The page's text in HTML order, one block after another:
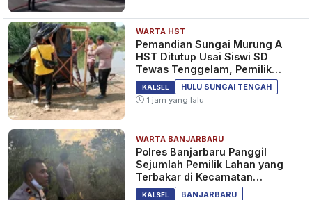
WARTA HST
Pemandian Sungai Murung A
HST Ditutup Usai Siswi SD
Tewas Tenggelam, Pemilik
Lahan Diperiksa Polisi
KALSEL
HULU SUNGAI TENGAH
1 jam yang lalu
WARTA BANJARBARU
Polres Banjarbaru Panggil
Sejumlah Pemilik Lahan yang
Terbakar di Kecamatan
Cempaka
KALSEL
BANJARBARU